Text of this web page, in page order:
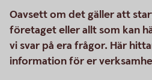
Oavsett om det gäller att
företaget eller allt som kan
vi svar på era frågor. Här
information för er